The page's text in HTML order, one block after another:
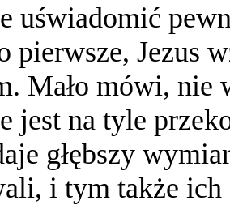
uświadomić
pierwsze, Jezus
Mało mówi,
jest na tyle
głębszy
i tym także ich